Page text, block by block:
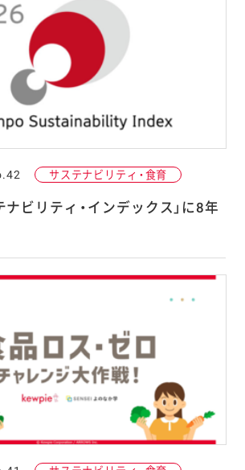
サステナビリティ・食育
ナビリティ・インデックス」に8年